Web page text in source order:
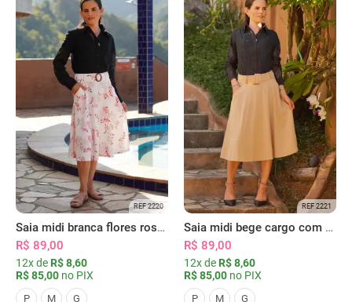
REF 2220
Saia midi branca flores rosas com bolsos
R$ 89,00
12x de R$ 8,60
R$ 85,00 no PIX
P M G
REF 2221
Saia midi bege cargo com bolsos
R$ 89,00
12x de R$ 8,60
R$ 85,00 no PIX
P M G